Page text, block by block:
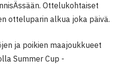
Ottelukohtaiset
otteluparin alkua joka päivä.
ja poikien maajoukkueet
Summer Cup -